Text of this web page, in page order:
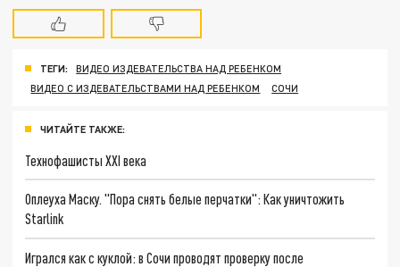
ТЕГИ:
ВИДЕО ИЗДЕВАТЕЛЬСТВА НАД РЕБЕНКОМ
ВИДЕО С ИЗДЕВАТЕЛЬСТВАМИ НАД РЕБЕНКОМ
СОЧИ
ЧИТАЙТЕ ТАКЖЕ:
Технофашисты XXI века
Оплеуха Маску. "Пора снять белые перчатки": Как уничтожить
Starlink
Игрался как с куклой: в Сочи проводят проверку после